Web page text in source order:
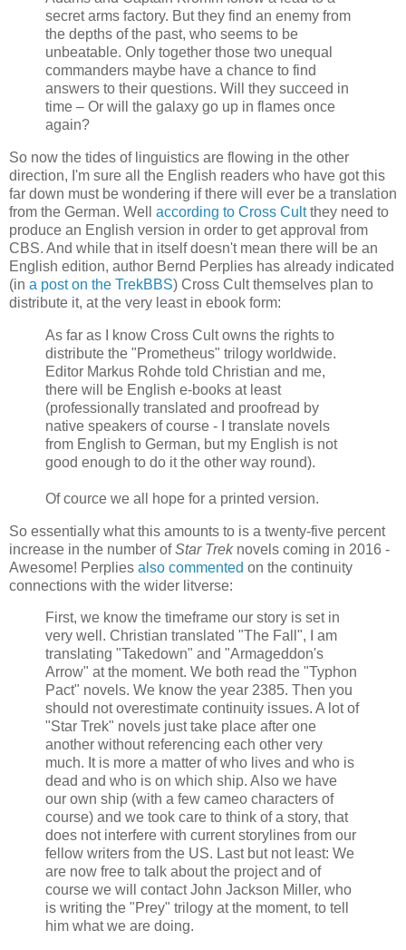
secret arms factory. But they find an enemy from
the depths of the past, who seems to be
unbeatable. Only together those two unequal
commanders maybe have a chance to find
answers to their questions. Will they succeed in
time – Or will the galaxy go up in flames once
again?
So now the tides of linguistics are flowing in the other
direction, I'm sure all the English readers who have got this
far down must be wondering if there will ever be a translation
from the German. Well according to Cross Cultthey need to
produce an English version in order to get approval from
CBS. And while that in itself doesn't mean there will be an
English edition, author Bernd Perplies has already indicated
(in a post on the TrekBBS) Cross Cult themselves plan to
distribute it, at the very least in ebook form:
As far as I know Cross Cult owns the rights to
distribute the "Prometheus" trilogy worldwide.
Editor Markus Rohde told Christian and me,
there will be English e-books at least
(professionally translated and proofread by
native speakers of course - I translate novels
from English to German, but my English is not
good enough to do it the other way round).
Of cource we all hope for a printed version.
So essentially what this amounts to is a twenty-five percent
increase in the number ofStar Trek novels coming in 2016 -
Awesome! Perplies also commented on the continuity
connections with the wider litverse:
First, we know the timeframe our story is set in
very well. Christian translated "The Fall", I am
translating "Takedown" and "Armageddon's
Arrow" at the moment. We both read the "Typhon
Pact" novels. We know the year 2385. Then you
should not overestimate continuity issues. A lot of
"Star Trek" novels just take place after one
another without referencing each other very
much. It is more a matter of who lives and who is
dead and who is on which ship. Also we have
our own ship (with a few cameo characters of
course) and we took care to think of a story, that
does not interfere with current storylines from our
fellow writers from the US. Last but not least: We
are now free to talk about the project and of
course we will contact John Jackson Miller, who
is writing the "Prey" trilogy at the moment, to tell
him what we are doing.